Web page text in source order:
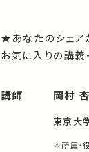
★あなたのシェア
お気に入りの講義
講師 岡村
東京大
※所属・